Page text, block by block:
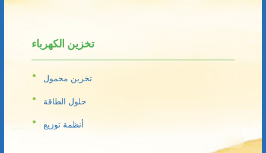
تخزين الكهرباء
تخزين محمول
حلول الطاقة
أنظمة توزيع